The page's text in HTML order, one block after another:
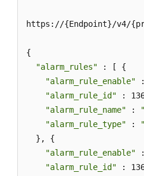
警
规
则
删
事
https://{Endpoint}/v4/
{
"alarm_rules" : [ {
"alarm_rule_enable"
"alarm_rule_id" :
"alarm_rule_name" :
"alarm_rule_type" :
  }, {
"alarm_rule_enable"
"alarm_rule_id" :